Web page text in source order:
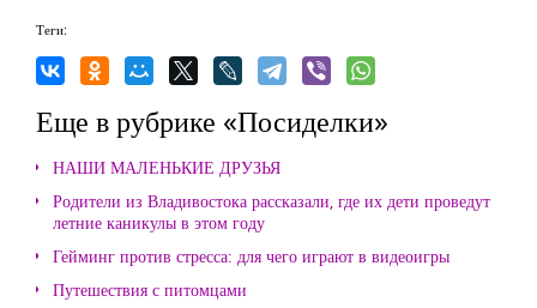
Теги:
Еще в рубрике «Посиделки»
НАШИ МАЛЕНЬКИЕ ДРУЗЬЯ
Родители из Владивостока рассказали, где их дети проведут
летние каникулы в этом году
Гейминг против стресса: для чего играют в видеоигры
Путешествия с питомцами